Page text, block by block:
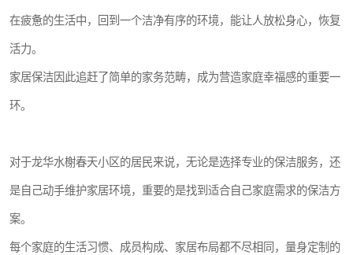
在疲惫的生活中，回到一个洁净有序的环境，能让人放松身心，恢复
活力。
家居保洁因此追赶了简单的家务范畴，成为营造家庭幸福感的重要一
环。
对于龙华水榭春天小区的居民来说，无论是选择专业的保洁服务，还
是自己动手维护家居环境，重要的是找到适合自己家庭需求的保洁方
案。
每个家庭的生活习惯、成员构成、家居布局都不尽相同，量身定制的